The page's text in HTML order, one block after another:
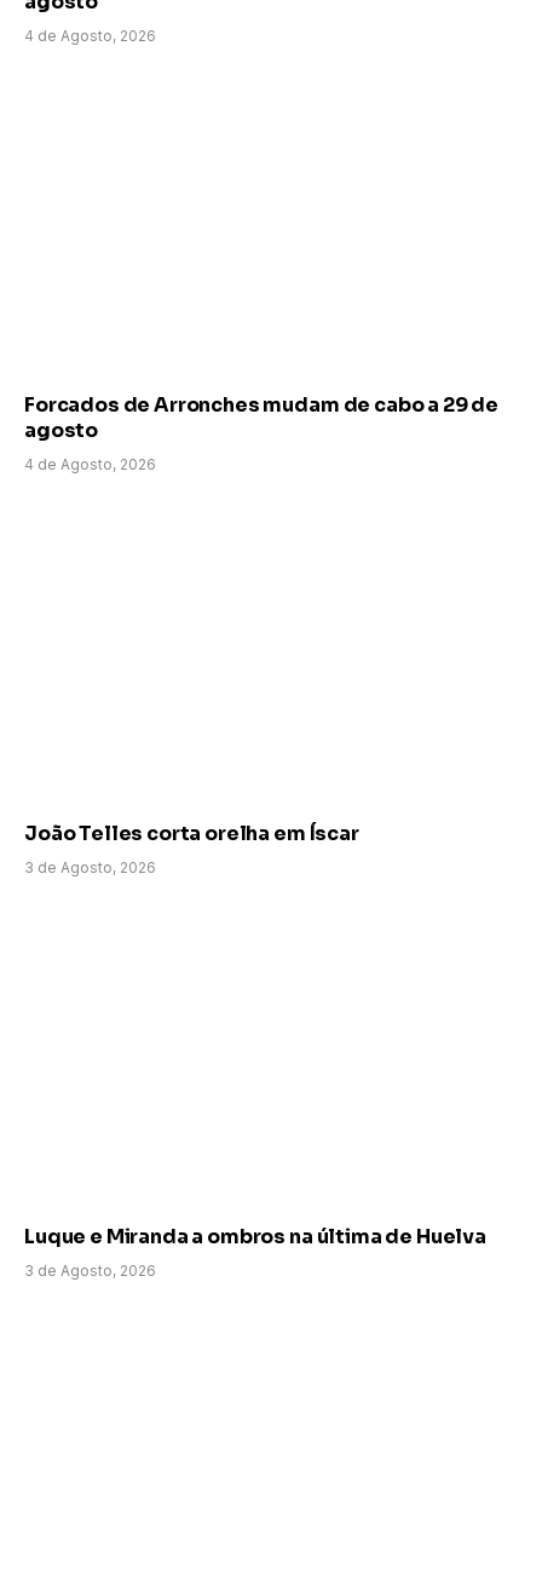
4 de Agosto, 2026
Forcados de Arronches mudam de cabo a 29 de
agosto
4 de Agosto, 2026
João Telles corta orelha em Íscar
3 de Agosto, 2026
Luque e Miranda a ombros na última de Huelva
3 de Agosto, 2026